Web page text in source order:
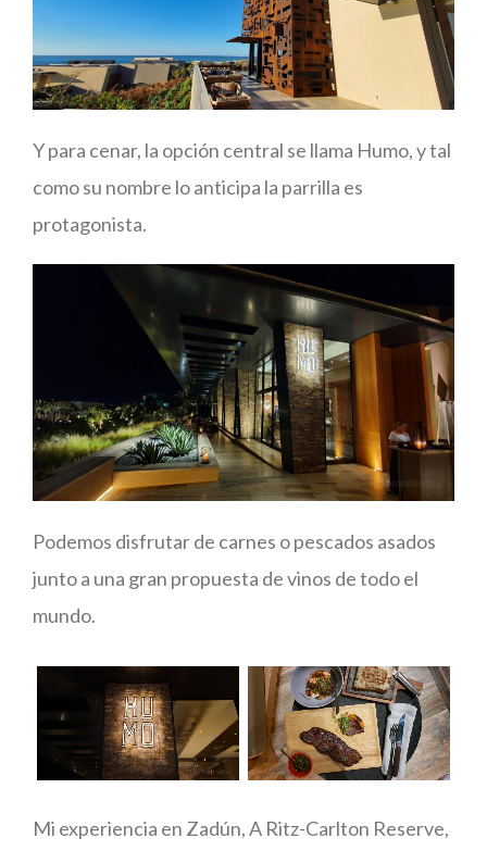
Y para cenar, la opción central se llama Humo, y tal
como su nombre lo anticipa la parrilla es
protagonista.
Podemos disfrutar de carnes o pescados asados
junto a una gran propuesta de vinos de todo el
mundo.
Mi experiencia en Zadún, A Ritz-Carlton Reserve,